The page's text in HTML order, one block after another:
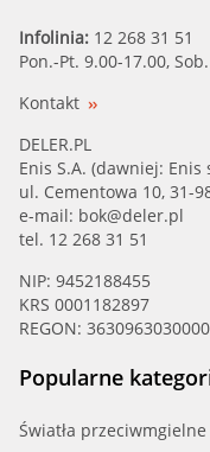
Infolinia: 12 268 31 51
Pon.-Pt. 9.00-17.00,
Kontakt
DELER.PL
Enis S.A. (dawniej: Enis
ul. Cementowa 10, 31-
e-mail: bok@deler.pl
tel. 12 268 31 51
NIP: 9452188455
KRS 0001182897
REGON:
Popularne
Światła